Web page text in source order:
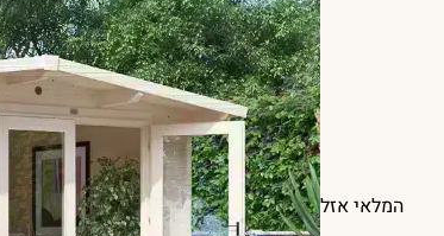
המלאי אזל